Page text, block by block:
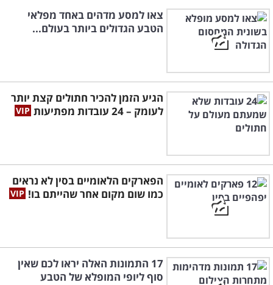
צאו למסע מדהים באחד מפלאי
הטבע הגדולים ביותר בעולם...
הגיע הזמן להכיר חתולים קצת יותר
לעומק – 24 עובדות מפתיעות
הפארקים הלאומיים בסין לא נראים
כמו שום מקום אחר שהייתם בו!
17 התמונות האלה יראו לכם שאין
סוף ליופי המופלא של הטבע